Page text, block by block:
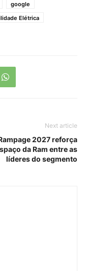
google
Elétrica
Next article
2027 reforça
da Ram entre as
líderes do segmento